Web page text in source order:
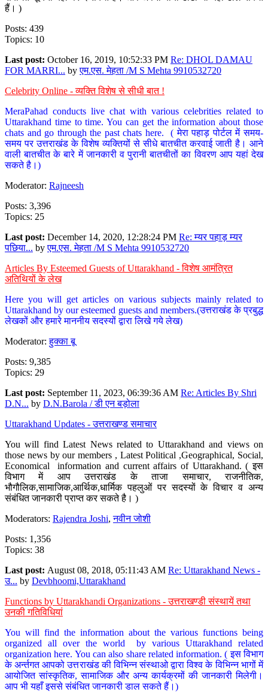
हैं। )
Posts: 439
Topics: 10
Last post: October 16, 2019, 10:52:33 PM Re: DHOL DAMAU
FOR MARRI... byएम.एस. मेहता /M S Mehta 9910532720
Celebrity Online - व्यक्ति विशेष से सीधी बात !
MeraPahad conducts live chat with various celebrities related to
Uttarakhand time to time. You can get the information about those
chats and go through the past chats here. ( मेरा पहाड़ पोर्टल में समय-
समय पर उत्तराखंड के विशेष व्यक्तियों से सीधे बातचीत करवाई जाती है। आने
वाली बातचीत के बारे में जानकारी व पुरानी बातचीतों का विवरण आप यहां देख
सकते है।)
Moderator: Rajneesh
Posts: 3,396
Topics: 25
Last post: December 14, 2020, 12:28:24 PM Re: म्यर पहाड़ म्यर
पछिया... byएम.एस. मेहता /M S Mehta 9910532720
Articles By Esteemed Guests of Uttarakhand - विशेष आमंत्रित
अतिथियों के लेख
Here you will get articles on various subjects mainly related to
Uttarakhand by our esteemed guests and members.(उत्तराखंड के प्रबुद्ध
लेखकों और हमारे माननीय सदस्यों द्वारा लिखे गये लेख)
Moderator:हुक्का बू
Posts: 9,385
Topics: 29
Last post: September 11, 2023, 06:39:36 AM Re: Articles By Shri
D.N... by D.N.Barola / डी एन बड़ोला
Uttarakhand Updates - उत्तराखण्ड समाचार
You will find Latest News related to Uttarakhand and views on
those news by our members , Latest Political ,Geographical, Social,
Economical information and current affairs of Uttarakhand. ( इस
विभाग में आप उत्तराखंड के ताजा समाचार, राजनीतिक,
भौगौलिक,सामाजिक,आर्थिक,धार्मिक पहलुओं पर सदस्यों के विचार व अन्य
संबंधित जानकारी प्राप्त कर सकते है। )
Moderators: Rajendra Joshi,नवीन जोशी
Posts: 1,356
Topics: 38
Last post: August 08, 2018, 05:11:43 AM Re: Uttarakhand News -
उ... by Devbhoomi,Uttarakhand
Functions by Uttarakhandi Organizations - उत्तराखण्डी संस्थायें तथा
उनकी गतिविधियां
You will find the information about the various functions being
organized all over the world by various Uttarakhand related
organization here. You can also share related information. ( इस विभाग
के अर्न्तगत आपको उत्तराखंड की विभिन्न संस्थाओ द्वारा विश्व के विभिन्न भागों में
आयोजित सांस्कृतिक, सामाजिक और अन्य कार्यक्रमों की जानकारी मिलेगी।
आप भी यहाँ इससे संबंधित जानकारी डाल सकते हैं।)